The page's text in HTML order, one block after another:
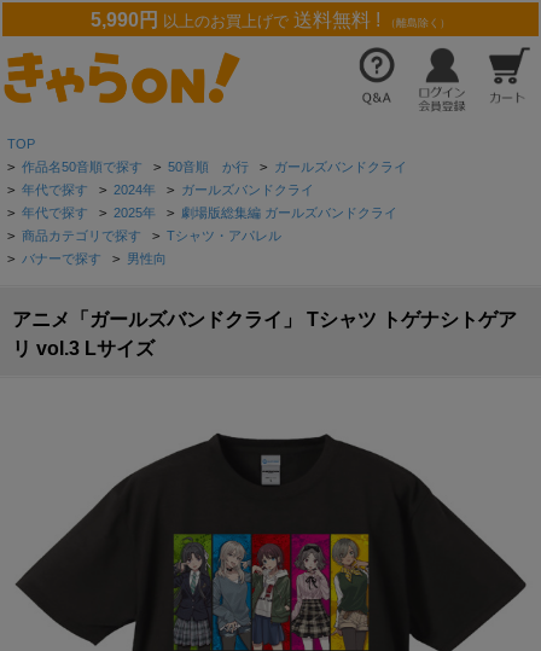
5,990円 以上のお買上げで 送料無料 ! （離島除く）
TOP
> 作品名50音順で探す > 50音順 か行 > ガールズバンドクライ
> 年代で探す > 2024年 > ガールズバンドクライ
> 年代で探す > 2025年 > 劇場版総集編 ガールズバンドクライ
> 商品カテゴリで探す > Tシャツ・アパレル
> バナーで探す > 男性向
アニメ「ガールズバンドクライ」 Tシャツ トゲナシトゲア
リ vol.3 Lサイズ